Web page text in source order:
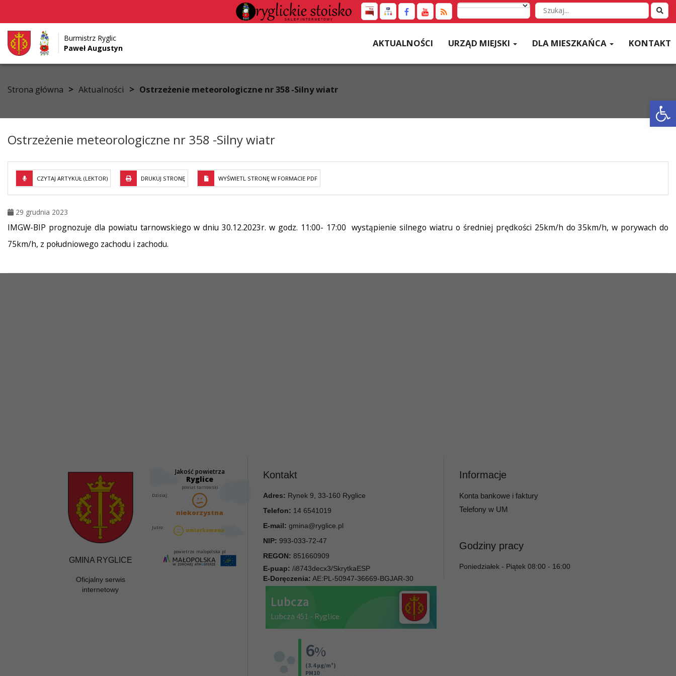
Przejdź do menu
Przejdź do głównej treści strony
Przejdź do stopki strony
Wyszukaj
w
Burmistrz Ryglic
Paweł Augustyn
AKTUALNOŚCI URZĄD MIEJSKI DLA MIESZKAŃCA KONTAKT
Strona główna > Aktualności > Ostrzeżenie meteorologiczne nr 358 -Silny wiatr
Ostrzeżenie meteorologiczne nr 358 -Silny wiatr
CZYTAJ ARTYKUŁ (LEKTOR) DRUKUJ STRONĘ WYŚWIETL STRONĘ W FORMACIE PDF
29 grudnia 2023
IMGW-BIP prognozuje dla powiatu tarnowskiego w dniu 30.12.2023r. w godz. 11:00- 17:00 wystąpienie silnego wiatru o średniej prędkości 25km/h do 35km/h, w porywach do
75km/h, z południowego zachodu i zachodu.
GMINA RYGLICE
Oficjalny serwis
internetowy
Kontakt
Adres: Rynek 9, 33-160 Ryglice
Telefon: 14 6541019
E-mail: gmina@ryglice.pl
NIP: 993-033-72-47
REGON: 851660909
E-puap: /i8743decx3/SkrytkaESP
E-Doręczenia: AE:PL-50947-36669-BGJAR-30
Informacje
Konta bankowe i faktury
Telefony w UM
Godziny pracy
Poniedziałek - Piątek 08:00 - 16:00